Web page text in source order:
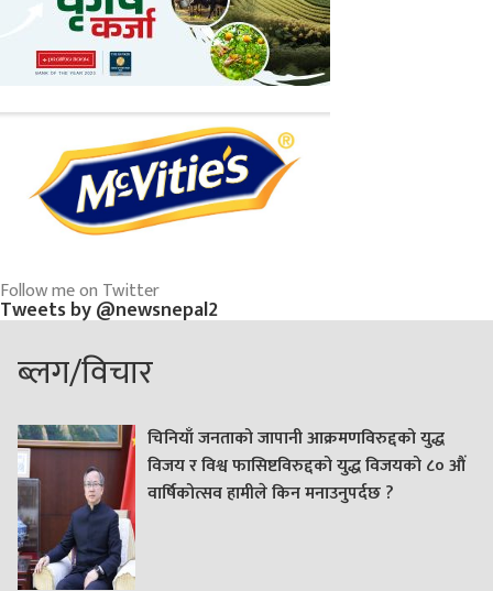
Follow me on Twitter
Tweets by @newsnepal2
ब्लग/विचार
चिनियाँ जनताको जापानी आक्रमणविरुद्दको युद्ध
विजय र विश्व फासिष्टविरुद्दको युद्ध विजयको ८० औं
वार्षिकोत्सव हामीले किन मनाउनुपर्दछ ?